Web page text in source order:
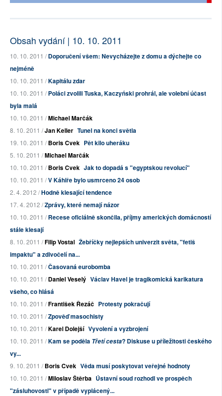
Obsah vydání | 10. 10. 2011
10. 10. 2011 /Doporučení všem: Nevycházejte z domu a dýchejte co
nejméně
10. 10. 2011 /Kapitálu zdar
10. 10. 2011 /Poláci zvolili Tuska, Kaczyński prohrál, ale volební účast
byla malá
10. 10. 2011 /Michael Marčák
8. 10. 2011 /Jan Keller Tunel na konci světla
19. 10. 2011 /Boris Cvek Pět kilo uheráku
5. 10. 2011 /Michael Marčák
10. 10. 2011 /Boris Cvek Jak to dopadá s "egyptskou revolucí"
10. 10. 2011 /V Káhiře bylo usmrceno 24 osob
2. 4. 2012 /Hodně klesající tendence
17. 4. 2012 /Zprávy, které nemají názor
10. 10. 2011 /Recese oficiálně skončila, příjmy amerických domácností
stále klesají
8. 10. 2011 /Filip Vostal Žebříčky nejlepších univerzit světa, "fetiš
impaktu" a zdivočelí na...
10. 10. 2011 /Časovaná eurobomba
10. 10. 2011 /Daniel Veselý Václav Havel je tragikomická karikatura
všeho, co hlásá
10. 10. 2011 /František Řezáč Protesty pokračují
10. 10. 2011 /Zpověď masochisty
10. 10. 2011 /Karel Dolejší Vyvolení a vyzbrojení
10. 10. 2011 /Kam se poděla Třetí cesta? Diskuse u příležitosti českého
vy...
9. 10. 2011 /Boris Cvek Věda musí poskytovat veřejné hodnoty
10. 10. 2011 /Miloslav Štěrba Ústavní soud rozhodl ve prospěch
"zásluhovosti" v případě vyplácený...